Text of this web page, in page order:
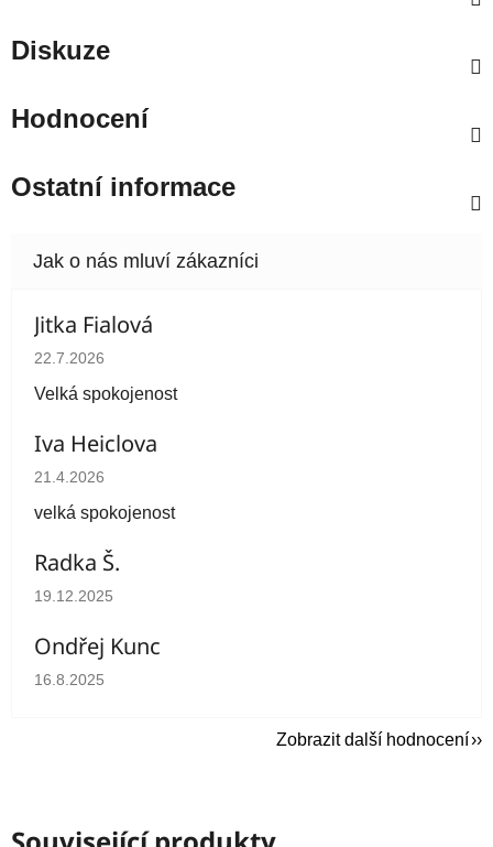
Diskuze
Hodnocení
Ostatní informace
Jitka Fialová
Hodnocení obchodu je 5 z 5 hvězdiček.
22.7.2026
Velká spokojenost
Iva Heiclova
Hodnocení obchodu je 5 z 5 hvězdiček.
21.4.2026
velká spokojenost
Radka Š.
Hodnocení obchodu je 5 z 5 hvězdiček.
19.12.2025
Ondřej Kunc
Hodnocení obchodu je 5 z 5 hvězdiček.
16.8.2025
Zobrazit další hodnocení